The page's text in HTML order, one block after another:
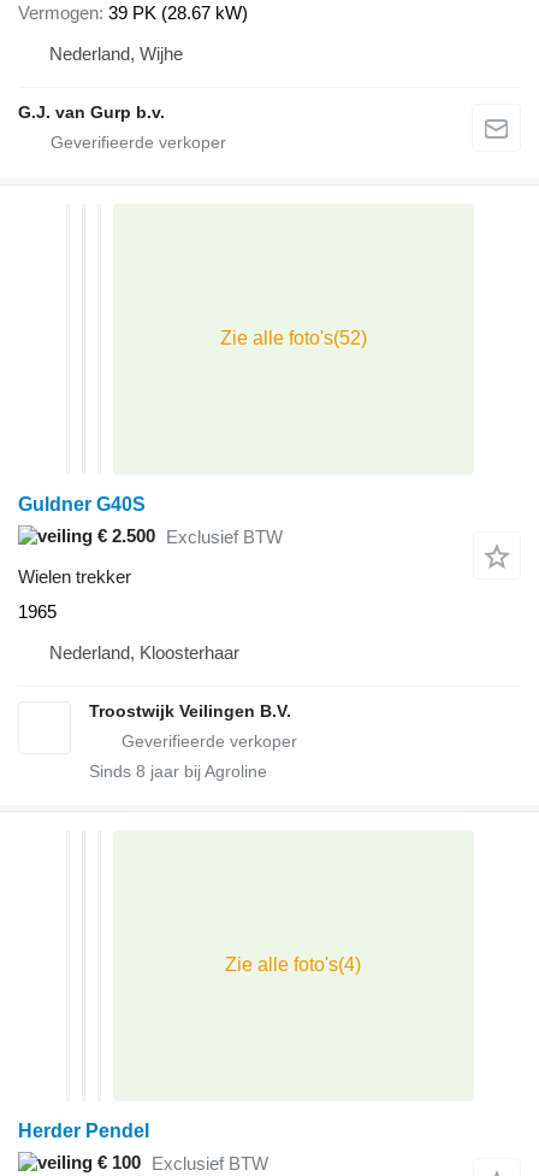
Vermogen 39 PK (28.67 kW)
Nederland, Wijhe
G.J. van Gurp b.v.
Guldner G40S
€ 2.500 Exclusief BTW
Wielen trekker
1965
Nederland, Kloosterhaar
Troostwijk Veilingen B.V.
Sinds 8 jaar bij Agroline
Herder Pendel
€ 100 Exclusief BTW